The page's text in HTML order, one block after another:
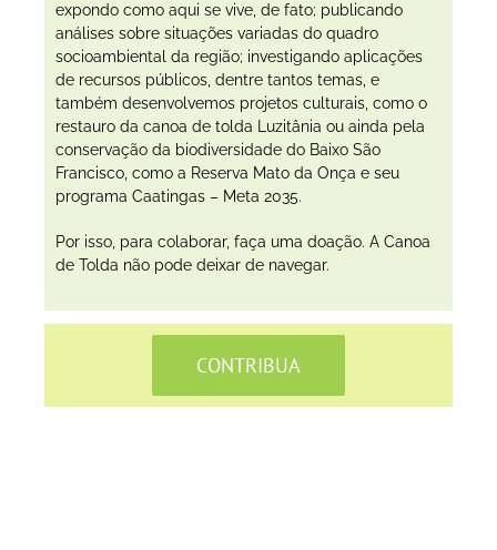
expondo como aqui se vive, de fato; publicando
análises sobre situações variadas do quadro
socioambiental da região; investigando aplicações
de recursos públicos, dentre tantos temas, e
também desenvolvemos projetos culturais, como o
restauro da canoa de tolda Luzitânia ou ainda pela
conservação da biodiversidade do Baixo São
Francisco, como a Reserva Mato da Onça e seu
programa Caatingas – Meta 2035.
Por isso, para colaborar, faça uma doação. A Canoa
de Tolda não pode deixar de navegar.
CONTRIBUA